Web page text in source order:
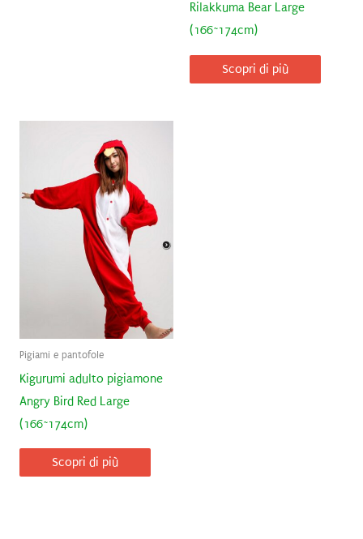
Rilakkuma Bear Large
(166~174cm)
Scopri di più
Pigiami e pantofole
Kigurumi adulto pigiamone
Angry Bird Red Large
(166~174cm)
Scopri di più